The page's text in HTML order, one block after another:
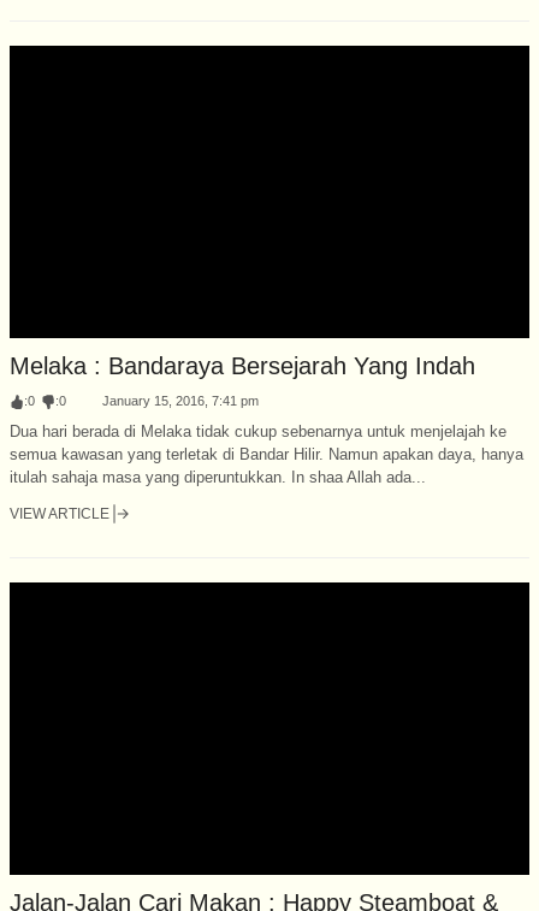
Melaka : Bandaraya Bersejarah Yang Indah
:0 :0 January 15, 2016, 7:41 pm
Dua hari berada di Melaka tidak cukup sebenarnya untuk menjelajah ke
semua kawasan yang terletak di Bandar Hilir. Namun apakan daya, hanya
itulah sahaja masa yang diperuntukkan. In shaa Allah ada...
VIEW ARTICLE
Jalan-Jalan Cari Makan : Happy Steamboat &